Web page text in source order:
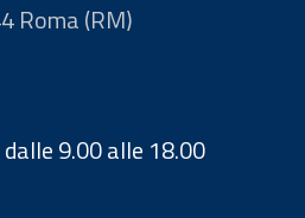
Roma (RM)
9.00 alle 18.00